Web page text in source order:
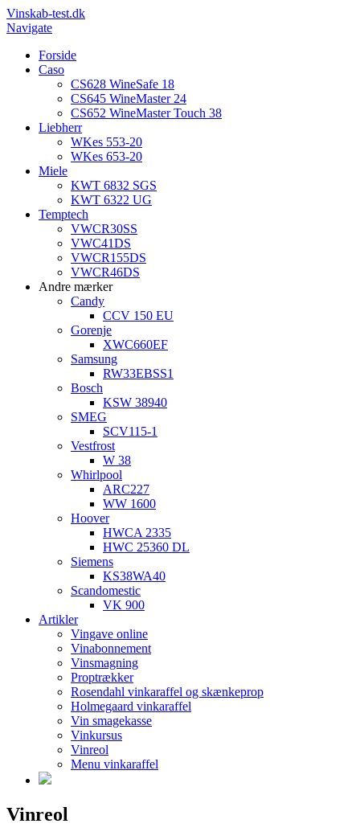
Vinskab-test.dk
Navigate
Forside
Caso
CS628 WineSafe 18
CS645 WineMaster 24
CS652 WineMaster Touch 38
Liebherr
WKes 553-20
WKes 653-20
Miele
KWT 6832 SGS
KWT 6322 UG
Temptech
VWCR30SS
VWC41DS
VWCR155DS
VWCR46DS
Andre mærker
Candy
CCV 150 EU
Gorenje
XWC660EF
Samsung
RW33EBSS1
Bosch
KSW 38940
SMEG
SCV115-1
Vestfrost
W 38
Whirlpool
ARC227
WW 1600
Hoover
HWCA 2335
HWC 25360 DL
Siemens
KS38WA40
Scandomestic
VK 900
Artikler
Vingave online
Vinabonnement
Vinsmagning
Proptrækker
Rosendahl vinkaraffel og skænkeprop
Holmegaard vinkaraffel
Vin smagekasse
Vinkursus
Vinreol
Menu vinkaraffel
Vinreol